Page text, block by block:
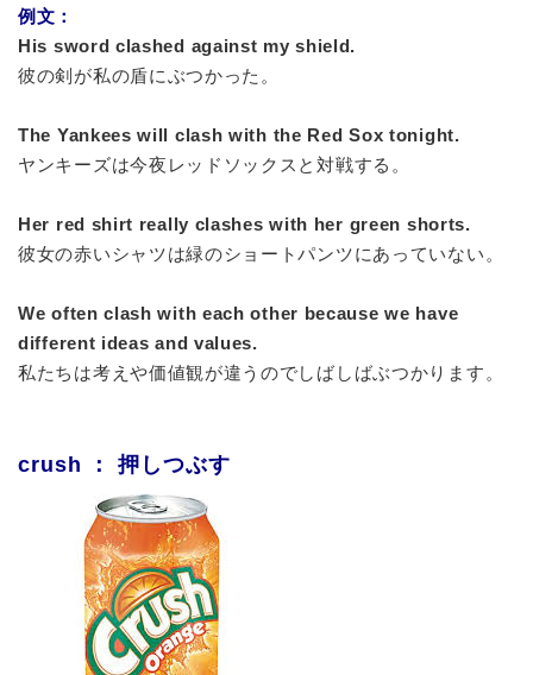
例文：
His sword clashed against my shield.
彼の剣が私の盾にぶつかった。
The Yankees will clash with the Red Sox tonight.
ヤンキーズは今夜レッドソックスと対戦する。
Her red shirt really clashes with her green shorts.
彼女の赤いシャツは緑のショートパンツにあっていない。
We often clash with each other because we have
different ideas and values.
私たちは考えや価値観が違うのでしばしばぶつかります。
crush ： 押しつぶす